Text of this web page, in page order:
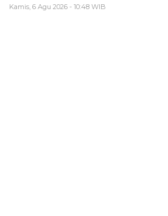
Kamis, 6 Agu 2026 - 10:48 WIB